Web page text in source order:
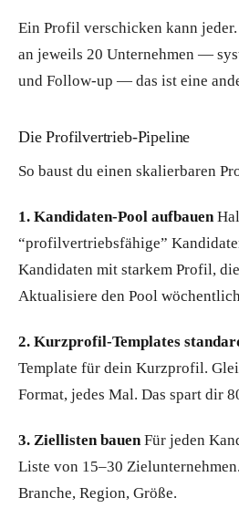
Ein Profil verschicken kann
an jeweils 20 Unternehmen —
und Follow-up — das ist eine
Die Profilvertrieb-Pipeline
So baust du einen skalierbaren
1. Kandidaten-Pool aufbauen
“profilvertriebsfähige”
Kandidaten mit starkem Profil,
Aktualisiere den Pool
2. Kurzprofil-Templates
Template für dein Kurzprofil.
Format, jedes Mal. Das spart dir
3. Ziellisten bauenFür jeden
Liste von 15–30
Branche, Region, Größe.